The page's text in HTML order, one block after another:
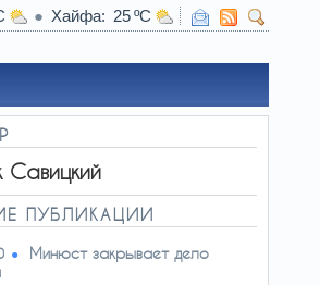
Хайфа
25
ПУБЛИКАЦИИ
Минюст закрывает дело